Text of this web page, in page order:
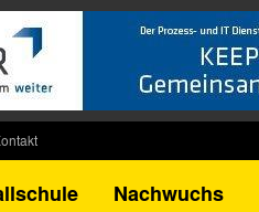
Nachwuchs